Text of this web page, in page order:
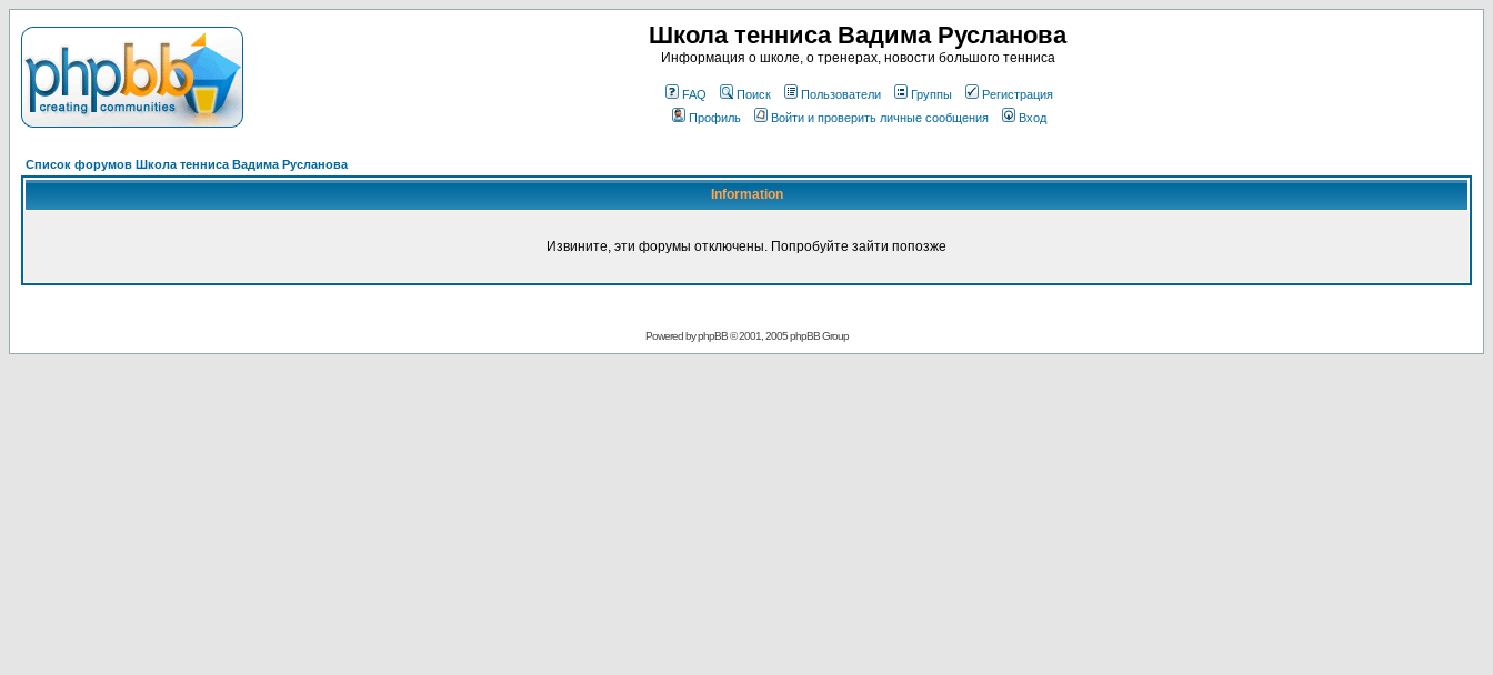
Школа тенниса Вадима Русланова
Информация о школе, о тренерах, новости большого тенниса
FAQ Поиск Пользователи Группы
Регистрация
Профиль
Войти и проверить личные сообщения Вход
Список форумов Школа тенниса Вадима Русланова
Information
Извините, эти форумы отключены. Попробуйте зайти попозже
Powered byphpBB© 2001, 2005 phpBB Group